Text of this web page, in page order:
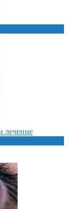
лечение